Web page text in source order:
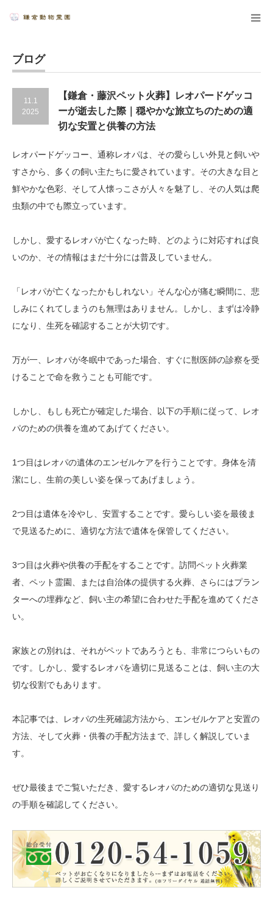
ブログ
11.1
2025
【鎌倉・藤沢ペット火葬】レオパードゲッコ
ーが逝去した際｜穏やかな旅立ちのための適
切な安置と供養の方法
レオパードゲッコー、通称レオパは、その愛らしい外見と飼いや
すさから、多くの飼い主たちに愛されています。その大きな目と
鮮やかな色彩、そして人懐っこさが人々を魅了し、その人気は爬
虫類の中でも際立っています。
しかし、愛するレオパが亡くなった時、どのように対応すれば良
いのか、その情報はまだ十分には普及していません。
「レオパが亡くなったかもしれない」そんな心が痛む瞬間に、悲
しみにくれてしまうのも無理はありません。しかし、まずは冷静
になり、生死を確認することが大切です。
万が一、レオパが冬眠中であった場合、すぐに獣医師の診察を受
けることで命を救うことも可能です。
しかし、もしも死亡が確定した場合、以下の手順に従って、レオ
パのための供養を進めてあげてください。
1つ目はレオパの遺体のエンゼルケアを行うことです。身体を清
潔にし、生前の美しい姿を保ってあげましょう。
2つ目は遺体を冷やし、安置することです。愛らしい姿を最後ま
で見送るために、適切な方法で遺体を保管してください。
3つ目は火葬や供養の手配をすることです。訪問ペット火葬業
者、ペット霊園、または自治体の提供する火葬、さらにはプラン
ターへの埋葬など、飼い主の希望に合わせた手配を進めてくださ
い。
家族との別れは、それがペットであろうとも、非常につらいもの
です。しかし、愛するレオパを適切に見送ることは、飼い主の大
切な役割でもあります。
本記事では、レオパの生死確認方法から、エンゼルケアと安置の
方法、そして火葬・供養の手配方法まで、詳しく解説していま
す。
ぜひ最後までご覧いただき、愛するレオパのための適切な見送り
の手順を確認してください。